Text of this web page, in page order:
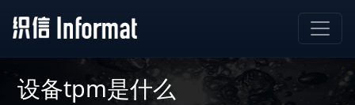
设备tpm是什么